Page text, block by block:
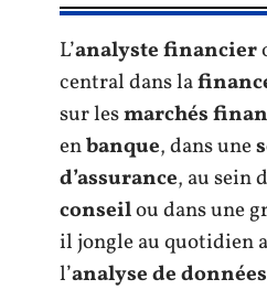
L’analyste financier
central dans la
sur lesmarchés
enbanque, dans une
d’assurance, au sein
conseilou dans une
il jongle au quotidien
l’analyse de